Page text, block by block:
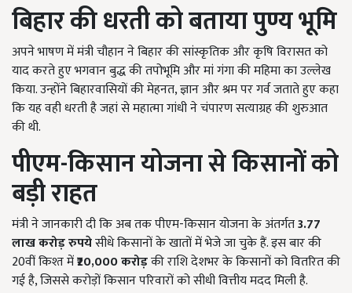
बिहार की धरती को बताया पुण्य भूमि
अपने भाषण में मंत्री चौहान ने बिहार की सांस्कृतिक और कृषि विरासत को
याद करते हुए भगवान बुद्ध की तपोभूमि और मां गंगा की महिमा का उल्लेख
किया. उन्होंने बिहारवासियों की मेहनत, ज्ञान और श्रम पर गर्व जताते हुए कहा
कि यह वही धरती है जहां से महात्मा गांधी ने चंपारण सत्याग्रह की शुरुआत
की थी.
पीएम-किसान योजना से किसानों को
बड़ी राहत
मंत्री ने जानकारी दी कि अब तक पीएम-किसान योजना के अंतर्गत3.77
लाख करोड़ रुपयेसीधे किसानों के खातों में भेजे जा चुके हैं. इस बार की
20वीं किश्त में₹20,000करोड़की राशि देशभर के किसानों को वितरित की
गई है, जिससे करोड़ों किसान परिवारों को सीधी वित्तीय मदद मिली है.